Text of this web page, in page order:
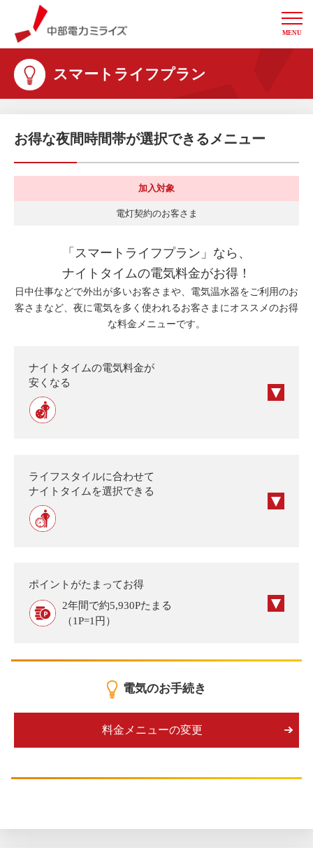
中部電力ミライズ
MENU
スマートライフプラン
お得な夜間時間帯が選択できるメニュー
加入対象
電灯契約のお客さま
「スマートライフプラン」なら、
ナイトタイムの電気料金がお得！
日中仕事などで外出が多いお客さまや、電気温水器をご利用のお
客さまなど、夜に電気を多く使われるお客さまにオススメのお得
な料金メニューです。
ナイトタイムの電気料金が
安くなる
ライフスタイルに合わせて
ナイトタイムを選択できる
ポイントがたまってお得
2年間で約5,930Pたまる
（1P=1円）
電気のお手続き
料金メニューの変更